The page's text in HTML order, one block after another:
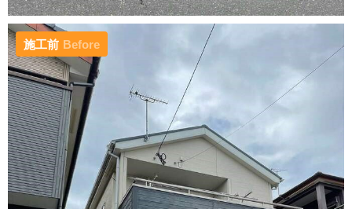
施工前 Before